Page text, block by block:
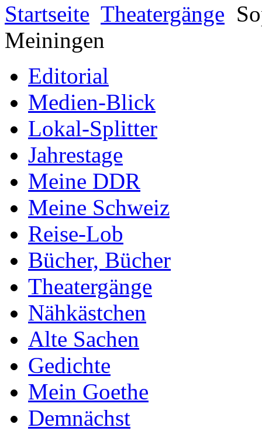
Startseite Theatergänge
Meiningen
Editorial
Medien-Blick
Lokal-Splitter
Jahrestage
Meine DDR
Meine Schweiz
Reise-Lob
Bücher, Bücher
Theatergänge
Nähkästchen
Alte Sachen
Gedichte
Mein Goethe
Demnächst